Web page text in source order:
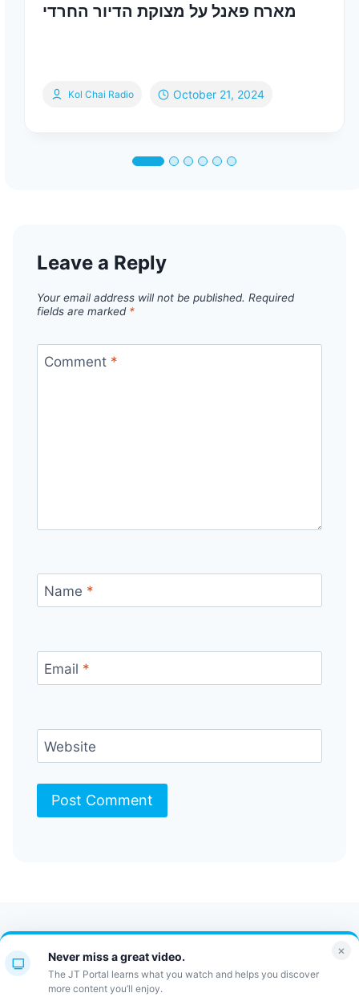
מארח פאנל על מצוקת הדיור החרדי
Kol Chai Radio October 21, 2024
Leave a Reply
Your email address will not be published. Required
fields are marked *
Comment *
Name *
Email *
Website
Contact Us FAQ
Bulletin
JT Portal
×
Never miss a great video.
The JT Portal learns what you watch and helps you discover
more content you’ll enjoy.